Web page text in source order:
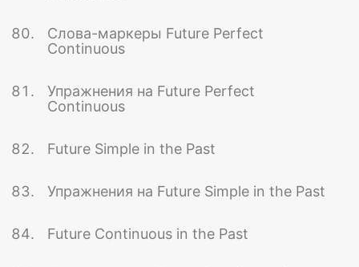
Слова-маркеры Future Perfect
Continuous
Упражнения на Future Perfect
Continuous
Future Simple in the Past
Упражнения на Future Simple in the Past
Future Continuous in the Past